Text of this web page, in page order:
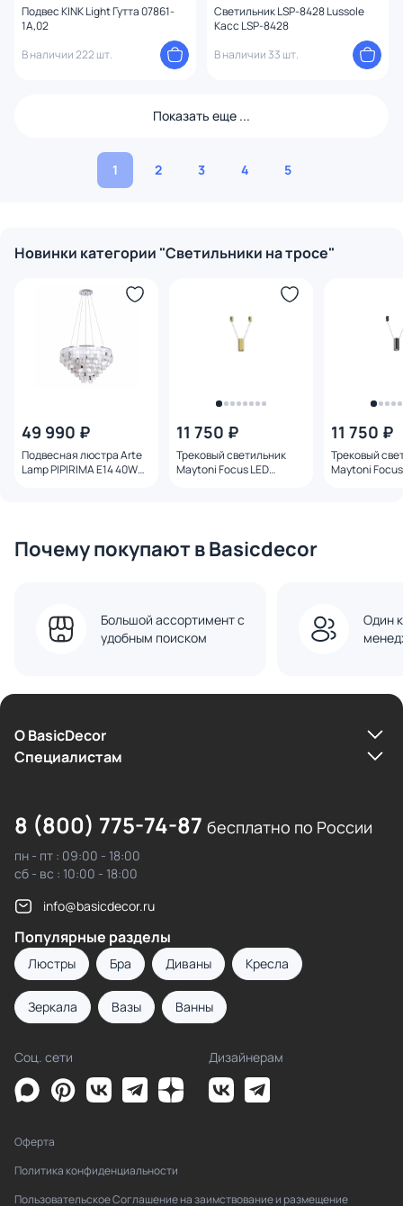
Подвес KINK Light Гутта 07861-
1A,02
В наличии 222 шт.
Светильник LSP-8428 Lussole
Касс LSP-8428
В наличии 33 шт.
Показать еще ...
1 2 3 4 5
Новинки категории "Светильники на тросе"
49 990 ₽
Подвесная люстра Arte
Lamp PIPIRIMA E14 40W
11 750 ₽
Трековый светильник
Maytoni Focus LED
11 750 ₽
Трековый
Maytoni Focus
Почему покупают в Basicdecor
Большой ассортимент с
удобным поиском
Один
О BasicDecor
Cпециалистам
8 (800) 775-74-87 бесплатно по России
пн - пт : 09:00 - 18:00
сб - вс : 10:00 - 18:00
info@basicdecor.ru
Популярные разделы
Люстры Бра Диваны Кресла
Зеркала Вазы Ванны
Соц. сети Дизайнерам
Оферта
Политика конфиденциальности
Пользовательское Соглашение на заимствование и размещение